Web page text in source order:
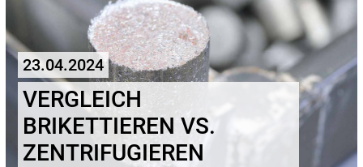
23.04.2024
VERGLEICH
BRIKETTIEREN VS.
ZENTRIFUGIEREN